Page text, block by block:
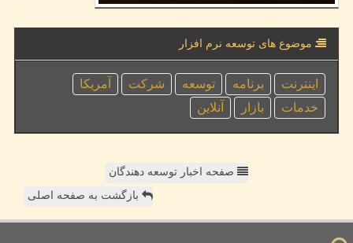
موضوع های توسعه نرم افزار
اینترنت برنامه توسعه شركت
آمریكا
خدمات
بازار آنلاین
صفحه اخبار توسعه دهندگان
بازگشت به صفحه اصلی